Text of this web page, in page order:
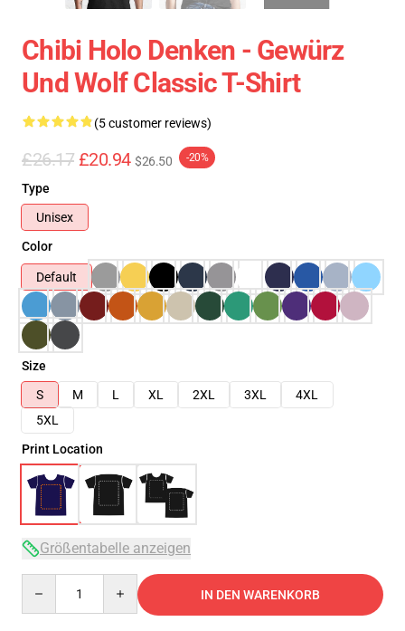
Chibi Holo Denken - Gewürz
Und Wolf Classic T-Shirt
(5 customer reviews)
£26.17 £20.94 $26.50 -20%
Type
Unisex
Color
Default
Size
S
M L XL 2XL 3XL
4XL
5XL
Print Location
Größentabelle anzeigen
IN DEN WARENKORB